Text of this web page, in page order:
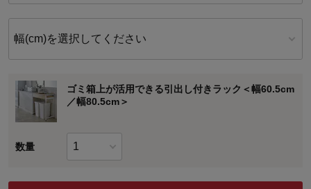
幅(cm)を選択してください
ゴミ箱上が活用できる引出し付きラック＜幅60.5cm
／幅80.5cm＞
数量